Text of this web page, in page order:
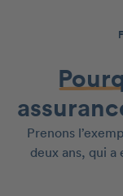
Prenons
deux ans, qui a